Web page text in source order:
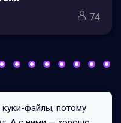
74
© 2026
файлы, потому